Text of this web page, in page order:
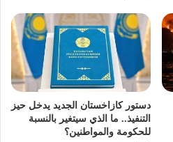
دستور كازاخستان الجديد يدخل حيز
التنفيذ.. ما الذي سيتغير بالنسبة
للحكومة والمواطنين؟